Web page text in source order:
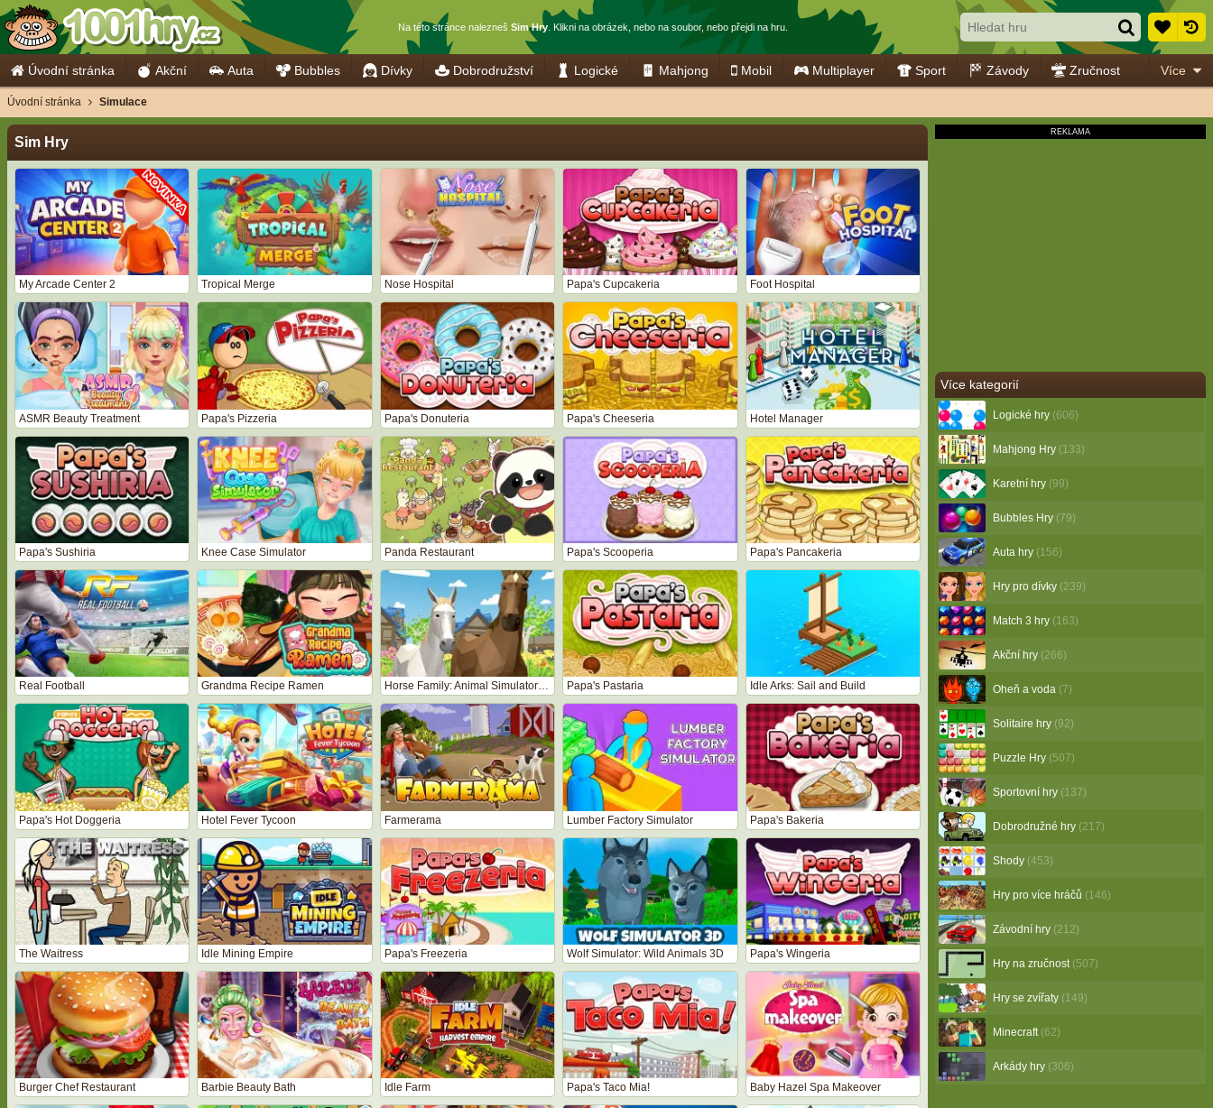
Na této stránce nalezneš Sim Hry . Klikni na obrázek, nebo na soubor, nebo přejdi na hru.
Úvodní stránka Akční Auta Bubbles Dívky Dobrodružství Logické Mahjong Mobil Multiplayer Sport Závody Zručnost Více
Sim Hry
My Arcade Center 2 Tropical Merge Nose Hospital Papa's Cupcakeria Foot Hospital
ASMR Beauty Treatment Papa's Pizzeria Papa's Donuteria Papa's Cheeseria Hotel Manager
Papa's Sushiria Knee Case Simulator Panda Restaurant Papa's Scooperia Papa's Pancakeria
Real Football Grandma Recipe Ramen Horse Family: Animal Simulator 3D Papa's Pastaria Idle Arks: Sail and Build
Papa's Hot Doggeria Hotel Fever Tycoon Farmerama Lumber Factory Simulator Papa's Bakeria
The Waitress Idle Mining Empire Papa's Freezeria Wolf Simulator: Wild Animals 3D Papa's Wingeria
Burger Chef Restaurant Barbie Beauty Bath Idle Farm Papa's Taco Mia! Baby Hazel Spa Makeover
Více kategorií
Logické hry (606)
Mahjong Hry (133)
Karetní hry (99)
Bubbles Hry (79)
Auta hry (156)
Hry pro dívky (239)
Match 3 hry (163)
Akční hry (266)
Oheň a voda (7)
Solitaire hry (92)
Puzzle Hry (507)
Sportovní hry (137)
Dobrodružné hry (217)
Shody (453)
Hry pro více hráčů (146)
Závodní hry (212)
Hry na zručnost (507)
Hry se zvířaty (149)
Minecraft (62)
Arkády hry (306)
Úvodní stránka Simulace